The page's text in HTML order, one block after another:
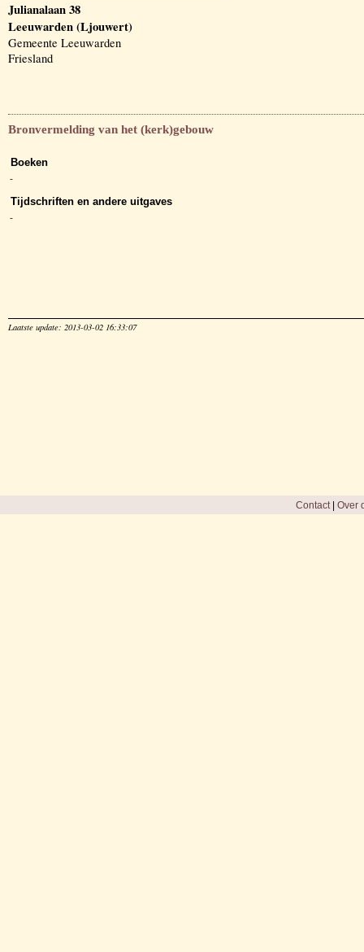
Julianalaan 38
Leeuwarden (Ljouwert)
Gemeente Leeuwarden
Friesland
Bronvermelding van het (kerk)gebouw
Boeken
-
Tijdschriften en andere uitgaves
-
Laatste update: 2013-03-02 16:33:07
Contact| Over